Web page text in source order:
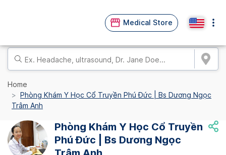
Medical Store
Home
Phòng Khám Y Học Cổ Truyền Phú Đức | Bs Dương Ngọc
Trâm Anh
Phòng Khám Y Học Cổ Truyền
Phú Đức | Bs Dương Ngọc